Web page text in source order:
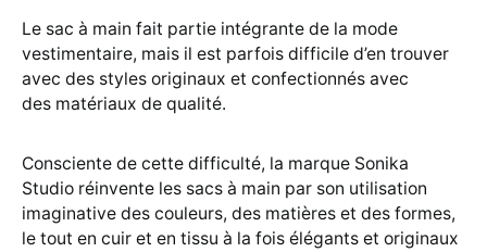
Le sac à main fait partie intégrante de la mode
vestimentaire, mais il est parfois difficile d’en trouver
avec des styles originaux et confectionnés avec
des matériaux de qualité.
Consciente de cette difficulté, la marque Sonika
Studio réinvente les sacs à main par son utilisation
imaginative des couleurs, des matières et des formes,
le tout en cuir et en tissu à la fois élégants et originaux